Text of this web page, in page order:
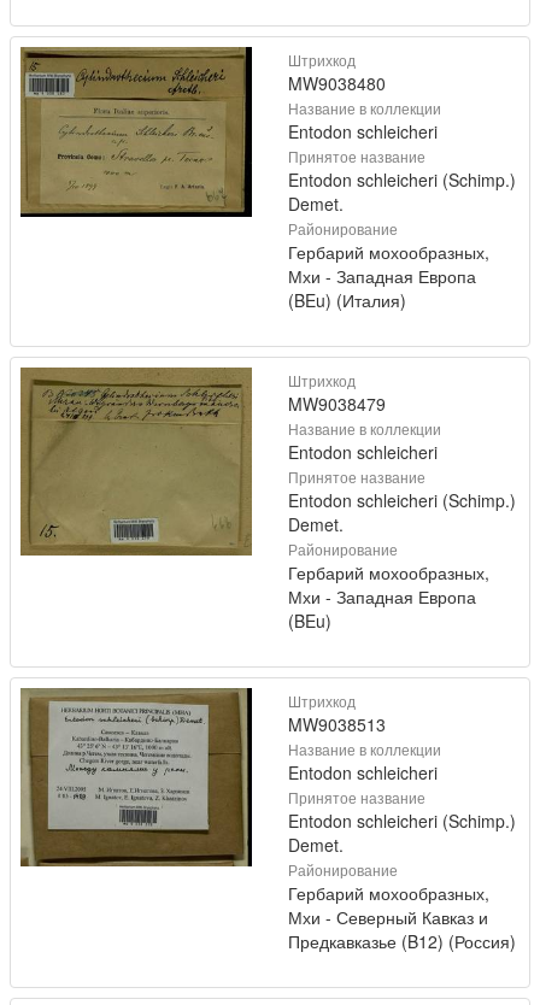
Штрихкод
MW9038480
Название в коллекции
Entodon schleicheri
Принятое название
Entodon schleicheri (Schimp.)
Demet.
Районирование
Гербарий мохообразных,
Мхи - Западная Европа
(BEu) (Италия)
Штрихкод
MW9038479
Название в коллекции
Entodon schleicheri
Принятое название
Entodon schleicheri (Schimp.)
Demet.
Районирование
Гербарий мохообразных,
Мхи - Западная Европа
(BEu)
Штрихкод
MW9038513
Название в коллекции
Entodon schleicheri
Принятое название
Entodon schleicheri (Schimp.)
Demet.
Районирование
Гербарий мохообразных,
Мхи - Северный Кавказ и
Предкавказье (B12) (Россия)